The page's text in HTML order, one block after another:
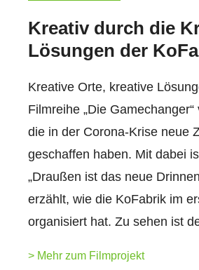
Kreativ durch die
Lösungen der
Kreative Orte, kreative
Filmreihe „Die
die in der Corona-Krise neue
geschaffen haben. Mit dabei
„Draußen ist das neue
erzählt, wie die KoFabrik im
organisiert hat. Zu sehen ist
> Mehr zum Filmprojekt